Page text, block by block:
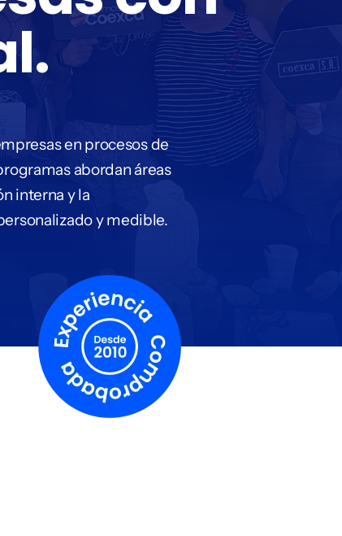
en procesos de
abordan áreas
interna y la
y medible.